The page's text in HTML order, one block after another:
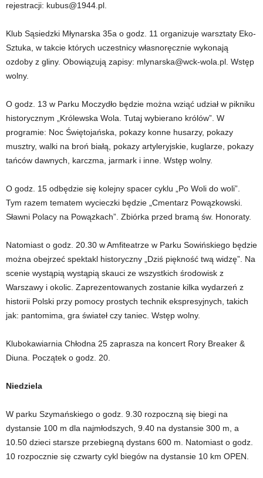
rejestracji: kubus@1944.pl.
Klub Sąsiedzki Młynarska 35a o godz. 11 organizuje warsztaty Eko-
Sztuka, w takcie których uczestnicy własnoręcznie wykonają
ozdoby z gliny. Obowiązują zapisy: mlynarska@wck-wola.pl. Wstęp
wolny.
O godz. 13 w Parku Moczydło będzie można wziąć udział w pikniku
historycznym „Królewska Wola. Tutaj wybierano królów”. W
programie: Noc Świętojańska, pokazy konne husarzy, pokazy
musztry, walki na broń białą, pokazy artyleryjskie, kuglarze, pokazy
tańców dawnych, karczma, jarmark i inne. Wstęp wolny.
O godz. 15 odbędzie się kolejny spacer cyklu „Po Woli do woli”.
Tym razem tematem wycieczki będzie „Cmentarz Powązkowski.
Sławni Polacy na Powązkach”. Zbiórka przed bramą św. Honoraty.
Natomiast o godz. 20.30 w Amfiteatrze w Parku Sowińskiego będzie
można obejrzeć spektakl historyczny „Dziś piękność twą widzę”. Na
scenie wystąpią wystąpią skauci ze wszystkich środowisk z
Warszawy i okolic. Zaprezentowanych zostanie kilka wydarzeń z
historii Polski przy pomocy prostych technik ekspresyjnych, takich
jak: pantomima, gra świateł czy taniec. Wstęp wolny.
Klubokawiarnia Chłodna 25 zaprasza na koncert Rory Breaker &
Diuna. Początek o godz. 20.
Niedziela
W parku Szymańskiego o godz. 9.30 rozpoczną się biegi na
dystansie 100 m dla najmłodszych, 9.40 na dystansie 300 m, a
10.50 dzieci starsze przebiegną dystans 600 m. Natomiast o godz.
10 rozpocznie się czwarty cykl biegów na dystansie 10 km OPEN.